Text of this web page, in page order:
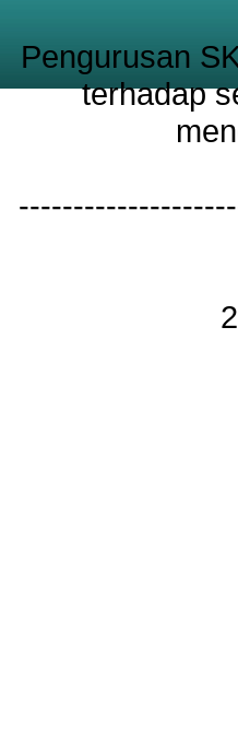
Pengurusan
terhadap